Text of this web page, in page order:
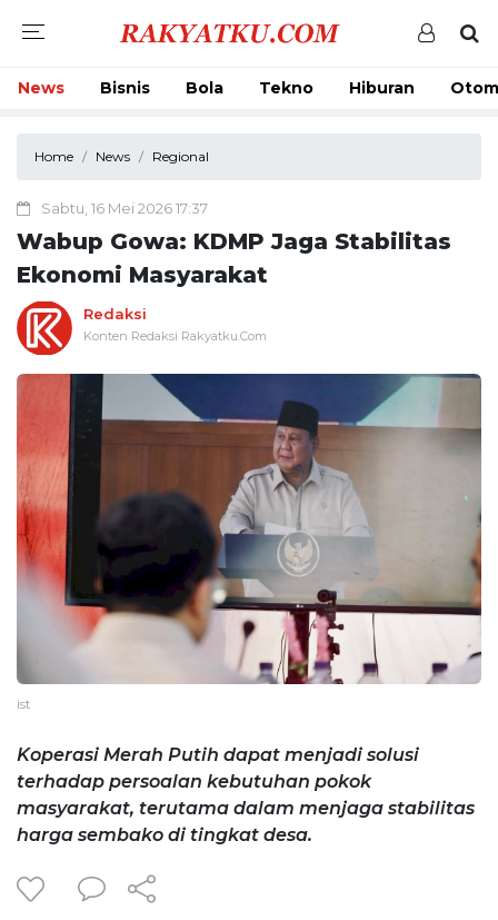
News Bisnis Bola Tekno Hiburan
Home News Regional
Sabtu, 16 Mei 2026 17:37
Wabup Gowa: KDMP Jaga Stabilitas
Ekonomi Masyarakat
Redaksi
Konten Redaksi Rakyatku.Com
ist
Koperasi Merah Putih dapat menjadi solusi
terhadap persoalan kebutuhan pokok
masyarakat, terutama dalam menjaga stabilitas
harga sembako di tingkat desa.